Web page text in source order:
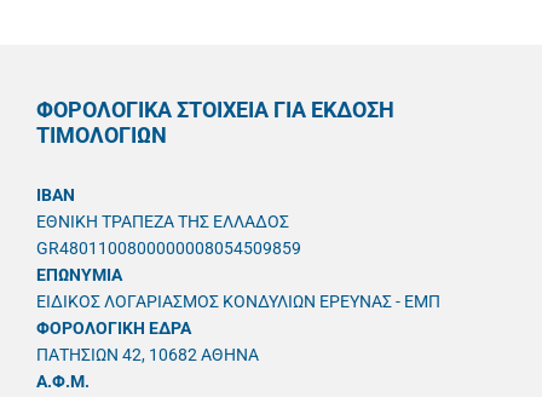
ΦΟΡΟΛΟΓΙΚΑ ΣΤΟΙΧΕΙΑ ΓΙΑ ΕΚΔΟΣΗ
ΤΙΜΟΛΟΓΙΩΝ
IBAN
ΕΘΝΙΚΗ ΤΡΑΠΕΖΑ ΤΗΣ ΕΛΛΑΔΟΣ
GR4801100800000008054509859
ΕΠΩΝΥΜΙΑ
ΕΙΔΙΚΟΣ ΛΟΓΑΡΙΑΣΜΟΣ ΚΟΝΔΥΛΙΩΝ ΕΡΕΥΝΑΣ - ΕΜΠ
ΦΟΡΟΛΟΓΙΚΗ ΕΔΡΑ
ΠΑΤΗΣΙΩΝ 42, 10682 ΑΘΗΝΑ
A.Φ.Μ.